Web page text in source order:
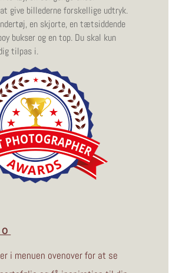
give billederne forskellige udtryk.
en skjorte, en tætsiddende
bukser og en top. Du skal kun
tilpas i.
i menuen ovenover for at se